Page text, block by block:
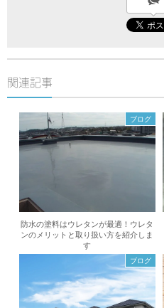
関連記事
ブログ
防水の塗料はウレタンが最適！ウレタ
ンのメリットと取り扱い方を紹介しま
す
ブログ